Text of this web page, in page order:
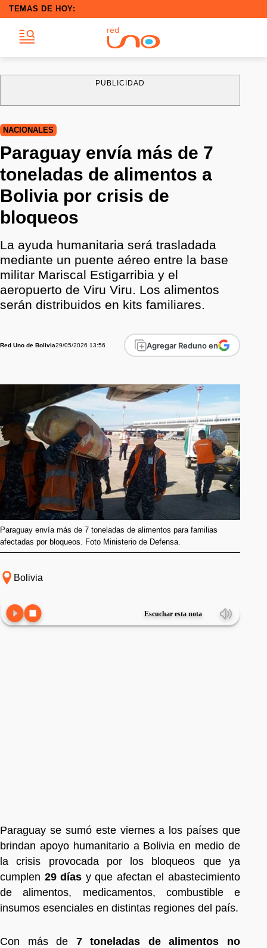
TEMAS DE HOY:
PUBLICIDAD
NACIONALES
Paraguay envía más de 7
toneladas de alimentos a
Bolivia por crisis de
bloqueos
La ayuda humanitaria será trasladada
mediante un puente aéreo entre la base
militar Mariscal Estigarribia y el
aeropuerto de Viru Viru. Los alimentos
serán distribuidos en kits familiares.
Red Uno de Bolivia29/05/2026 13:56 Agregar Reduno en
Paraguay envía más de 7 toneladas de alimentos para familias
afectadas por bloqueos. Foto Ministerio de Defensa.
Bolivia
Escuchar esta nota
Paraguay se sumó este viernes a los países que
brindan apoyo humanitario a Bolivia en medio de
la crisis provocada por los bloqueos que ya
cumplen 29 días y que afectan el abastecimiento
de alimentos, medicamentos, combustible e
insumos esenciales en distintas regiones del país.
Con más de 7 toneladas de alimentos no